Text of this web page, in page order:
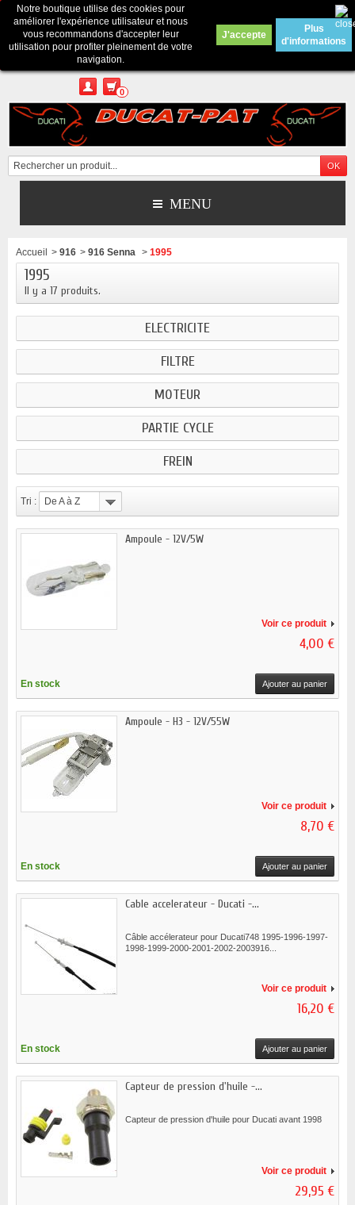
Contactez-nous
Appelez-nous au :Pour tous renseignements : merci d'envoyer un mail
depuis le formulaire de contact ou sur ducatpat25@gmail.com
0
MENU
Notre boutique utilise des cookies pour
améliorer l'expérience utilisateur et nous
vous recommandons d'accepter leur
utilisation pour profiter pleinement de votre
navigation.
J'accepte
Plus
d'informations
Accueil > 916 > 916 Senna > 1995
1995
Il y a 17 produits.
ELECTRICITE
FILTRE
MOTEUR
PARTIE CYCLE
FREIN
Tri : De A à Z
Ampoule - 12V/5W
Voir ce produit
4,00 €
En stock Ajouter au panier
Ampoule - H3 - 12V/55W
Voir ce produit
8,70 €
En stock Ajouter au panier
Cable accelerateur - Ducati -...
Câble accélerateur pour Ducati748 1995-1996-1997-
1998-1999-2000-2001-2002-2003916...
Voir ce produit
16,20 €
En stock Ajouter au panier
Capteur de pression d'huile -...
Capteur de pression d'huile pour Ducati avant 1998
Voir ce produit
29,95 €